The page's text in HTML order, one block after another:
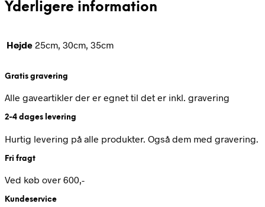
Yderligere information
Højde 25cm, 30cm, 35cm
Gratis gravering
Alle gaveartikler der er egnet til det er inkl. gravering
2-4 dages levering
Hurtig levering på alle produkter. Også dem med gravering.
Fri fragt
Ved køb over 600,-
Kundeservice